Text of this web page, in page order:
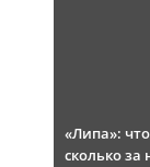
«Липа»:
сколько за